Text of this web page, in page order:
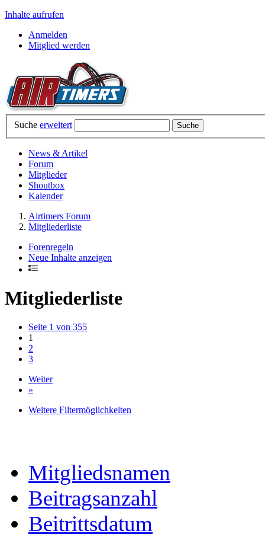
Inhalte aufrufen
Anmelden
Mitglied werden
Suche erweitert
News & Artikel
Forum
Mitglieder
Shoutbox
Kalender
Airtimers Forum
Mitgliederliste
Forenregeln
Neue Inhalte anzeigen
Mitgliederliste
Seite 1 von 355
1
2
3
Weiter
»
Weitere Filtermöglichkeiten
Mitgliedsnamen
Beitragsanzahl
Beitrittsdatum